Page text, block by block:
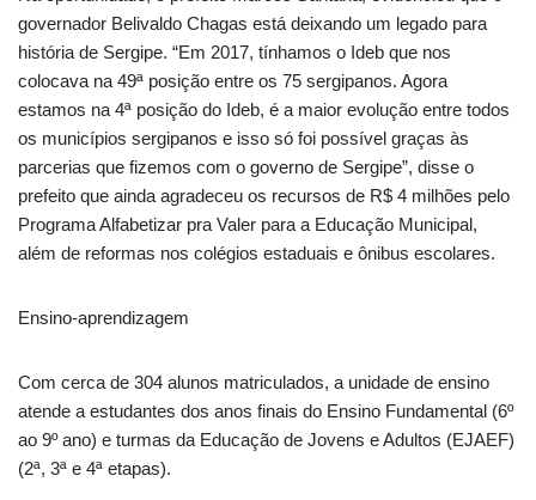
governador Belivaldo Chagas está deixando um legado para
história de Sergipe. “Em 2017, tínhamos o Ideb que nos
colocava na 49ª posição entre os 75 sergipanos. Agora
estamos na 4ª posição do Ideb, é a maior evolução entre todos
os municípios sergipanos e isso só foi possível graças às
parcerias que fizemos com o governo de Sergipe”, disse o
prefeito que ainda agradeceu os recursos de R$ 4 milhões pelo
Programa Alfabetizar pra Valer para a Educação Municipal,
além de reformas nos colégios estaduais e ônibus escolares.
Ensino-aprendizagem
Com cerca de 304 alunos matriculados, a unidade de ensino
atende a estudantes dos anos finais do Ensino Fundamental (6º
ao 9º ano) e turmas da Educação de Jovens e Adultos (EJAEF)
(2ª, 3ª e 4ª etapas).